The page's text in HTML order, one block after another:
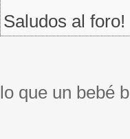
Saludos al foro!
lo que un bebé